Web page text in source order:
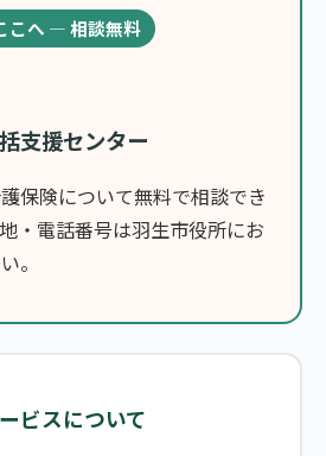
こへ — 相談無料
支援センター
保険について無料で相談でき
・電話番号は羽生市役所にお
。
ビスについて